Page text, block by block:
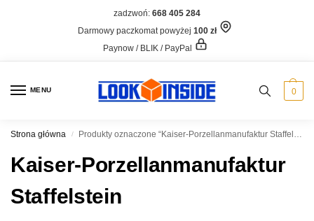
zadzwoń: 668 405 284
Darmowy paczkomat powyżej 100 zł
Paynow / BLIK / PayPal
MENU 0
Strona główna / Produkty oznaczone “Kaiser-Porzellanmanufaktur Staffelstein”
Kaiser-Porzellanmanufaktur
Staffelstein